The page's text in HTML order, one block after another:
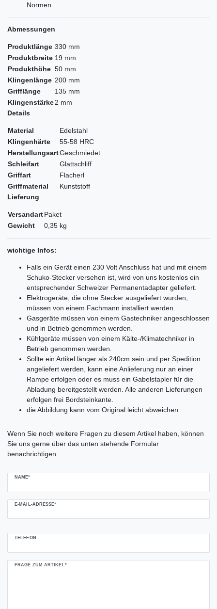
Normen
Abmessungen
Produktlänge 330 mm
Produktbreite 19 mm
Produkthöhe 50 mm
Klingenlänge 200 mm
Grifflänge
135 mm
Klingenstärke2 mm
Details
Material
Edelstahl
Klingenhärte
55-58 HRC
HerstellungsartGeschmiedet
Schleifart
Glattschliff
Griffart
Flacherl
Griffmaterial
Kunststoff
Lieferung
VersandartPaket
Gewicht
0,35 kg
wichtige Infos:
Falls ein Gerät einen 230 Volt Anschluss hat und mit einem
Schuko-Stecker versehen ist, wird von uns kostenlos ein
entsprechender Schweizer Permanentadapter geliefert.
Elektrogeräte, die ohne Stecker ausgeliefert wurden,
müssen von einem Fachmann installiert werden.
Gasgeräte müssen von einem Gastechniker angeschlossen
und in Betrieb genommen werden.
Kühlgeräte müssen von einem Kälte-/Klimatechniker in
Betrieb genommen werden.
Sollte ein Artikel länger als 240cm sein und per Spedition
angeliefert werden, kann eine Anlieferung nur an einer
Rampe erfolgen oder es muss ein Gabelstapler für die
Abladung bereitgestellt werden. Alle anderen Lieferungen
erfolgen frei Bordsteinkante.
die Abbildung kann vom Original leicht abweichen
Wenn Sie noch weitere Fragen zu diesem Artikel haben, können
Sie uns gerne über das unten stehende Formular
benachrichtigen.
NAME*
E-MAIL-ADRESSE*
TELEFON
FRAGE ZUM ARTIKEL*